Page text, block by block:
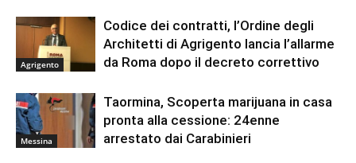
Agrigento
Codice dei contratti, l’Ordine degli
Architetti di Agrigento lancia l’allarme
da Roma dopo il decreto correttivo
Messina
Taormina, Scoperta marijuana in casa
pronta alla cessione: 24enne
arrestato dai Carabinieri